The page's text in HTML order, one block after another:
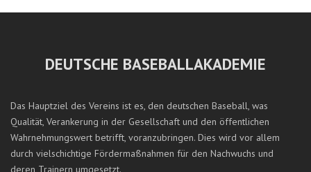
DEUTSCHE BASEBALLAKADEMIE
Das Hauptziel des Vereins ist es, den deutschen Baseball, was
Qualität, Verankerung in der Gesellschaft und den öffentlichen
Wahrnehmungswert betrifft, voranzubringen. Dies wird vor allem
durch vielschichtige Fördermaßnahmen für den Nachwuchs und
deren Trainern umgesetzt.